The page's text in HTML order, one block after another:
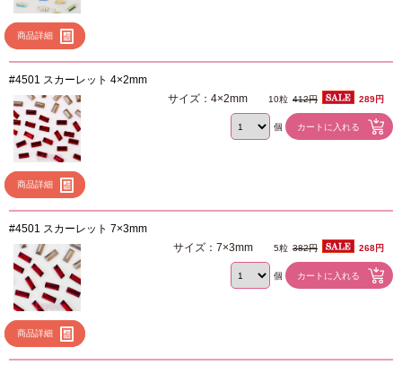
商品詳細
#4501 スカーレット 4×2mm
商品詳細
サイズ：4×2mm 10粒 412円 289円
個
#4501 スカーレット 7×3mm
商品詳細
サイズ：7×3mm 5粒 382円 268円
個